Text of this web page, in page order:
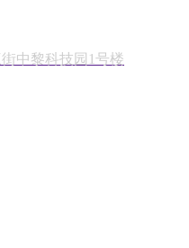
中黎科技园1号楼